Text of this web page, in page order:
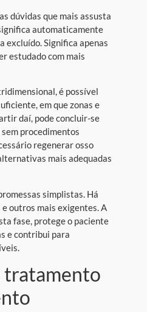
dúvidas que mais assusta
automaticamente
excluído. Significa apenas
estudado com mais
é possível
em que zonas e
daí, pode concluir-se
procedimentos
regenerar osso
mais adequadas
simplistas. Há
outros mais exigentes. A
fase, protege o paciente
e contribui para
tratamento